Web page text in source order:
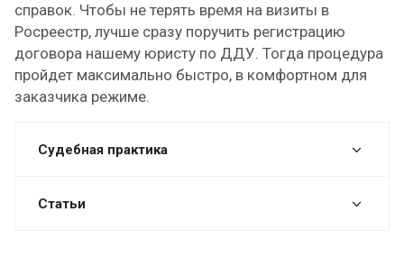
справок. Чтобы не терять время на визиты в
Росреестр, лучше сразу поручить регистрацию
договора нашему юристу по ДДУ. Тогда процедура
пройдет максимально быстро, в комфортном для
заказчика режиме.
Судебная практика
Статьи